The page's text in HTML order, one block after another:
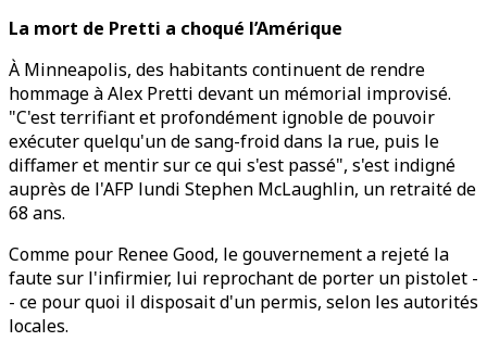
La mort de Pretti a choqué l’Amérique
À Minneapolis, des habitants continuent de rendre
hommage à Alex Pretti devant un mémorial improvisé.
"C'est terrifiant et profondément ignoble de pouvoir
exécuter quelqu'un de sang-froid dans la rue, puis le
diffamer et mentir sur ce qui s'est passé", s'est indigné
auprès de l'AFP lundi Stephen McLaughlin, un retraité de
68 ans.
Comme pour Renee Good, le gouvernement a rejeté la
faute sur l'infirmier, lui reprochant de porter un pistolet -
- ce pour quoi il disposait d'un permis, selon les autorités
locales.